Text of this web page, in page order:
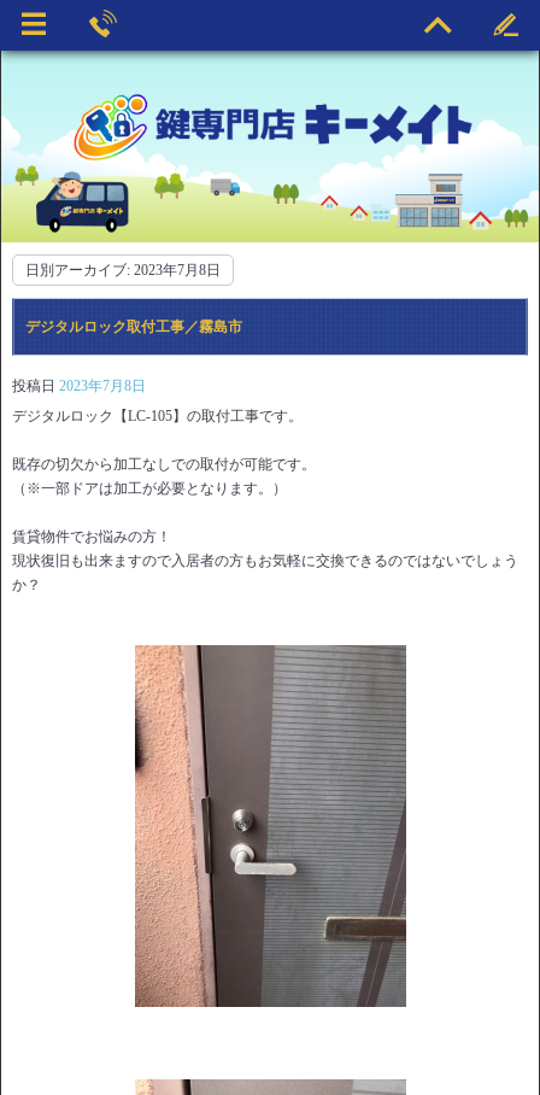
日別アーカイブ: 2023年7月8日
デジタルロック取付工事／霧島市
投稿日 2023年7月8日
デジタルロック【LC-105】の取付工事です。
既存の切欠から加工なしでの取付が可能です。
（※一部ドアは加工が必要となります。）
賃貸物件でお悩みの方！
現状復旧も出来ますので入居者の方もお気軽に交換できるのではないでしょう
か？